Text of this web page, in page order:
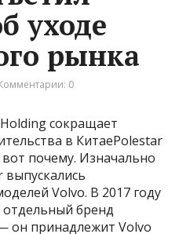
уходе
рынка
0
сокращает
в КитаеPolestar
почему. Изначально
Volvo. В 2017 году
бренд
он принадлежит Volvo